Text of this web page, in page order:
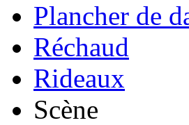
Plancher de
Réchaud
Rideaux
Scène